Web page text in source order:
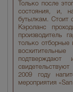
Только после
состояния, и,
бутылкам. Стоит
Кэроланс
производитель
только отборные
2009 году
мероприятия